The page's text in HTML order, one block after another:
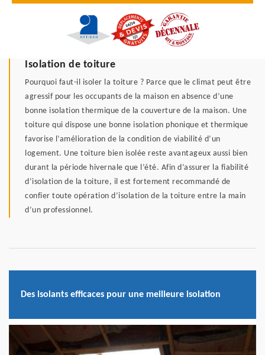
Isolation de toiture
Pourquoi faut-il isoler la toiture ? Parce que le climat peut être
agressif pour les occupants de la maison en absence d’une
bonne isolation thermique de la couverture de la maison. Une
toiture qui dispose une bonne isolation phonique et thermique
favorise l’amélioration de la condition de viabilité d’un
logement. Une toiture bien isolée reste avantageux aussi bien
durant la période hivernale que l’été. Afin d’assurer la fiabilité
d’isolation de la toiture, il est fortement recommandé de
confier toute opération d’isolation de la toiture entre la main
d’un professionnel.
Des isolants efficaces pour une meilleure isolation